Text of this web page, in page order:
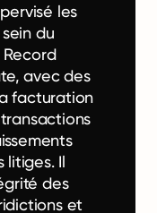
les
du
avec des
facturation
litiges. Il
des
et